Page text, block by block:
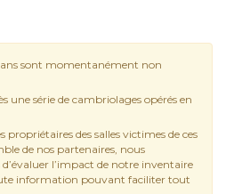
sont momentanément non
une série de cambriolages opérés en
propriétaires des salles victimes de ces
de nos partenaires, nous
l’impact de notre inventaire
information pouvant faciliter tout